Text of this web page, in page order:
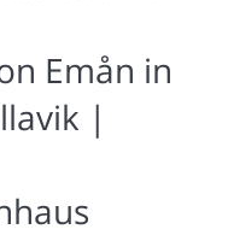
Emån in
|